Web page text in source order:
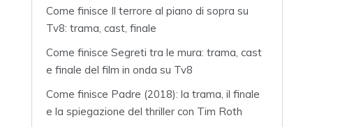
Come finisce Il terrore al piano di sopra su
Tv8: trama, cast, finale
Come finisce Segreti tra le mura: trama, cast
e finale del film in onda su Tv8
Come finisce Padre (2018): la trama, il finale
e la spiegazione del thriller con Tim Roth